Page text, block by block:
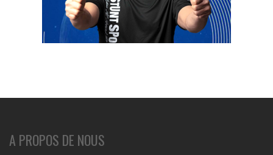
A PROPOS DE NOUS